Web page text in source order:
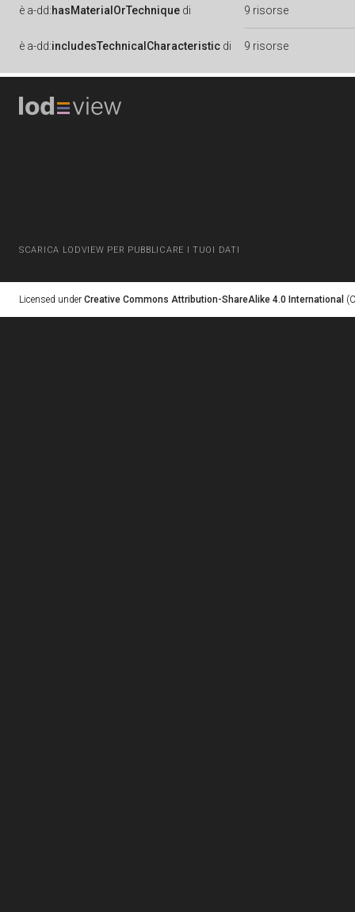
è a-dd:hasMaterialOrTechnique di 9 risorse
è a-dd:includesTechnicalCharacteristic di 9 risorse
SCARICA LODVIEW PER PUBBLICARE I TUOI DATI
Licensed under Creative Commons Attribution-ShareAlike 4.0 International